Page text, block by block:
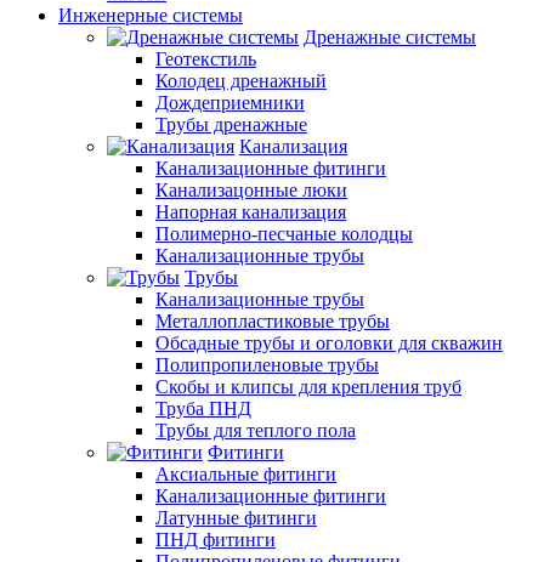
Инженерные системы
Дренажные системы
Геотекстиль
Колодец дренажный
Дождеприемники
Трубы дренажные
Канализация
Канализационные фитинги
Канализацонные люки
Напорная канализация
Полимерно-песчаные колодцы
Канализационные трубы
Трубы
Канализационные трубы
Металлопластиковые трубы
Обсадные трубы и оголовки для скважин
Полипропиленовые трубы
Скобы и клипсы для крепления труб
Труба ПНД
Трубы для теплого пола
Фитинги
Аксиальные фитинги
Канализационные фитинги
Латунные фитинги
ПНД фитинги